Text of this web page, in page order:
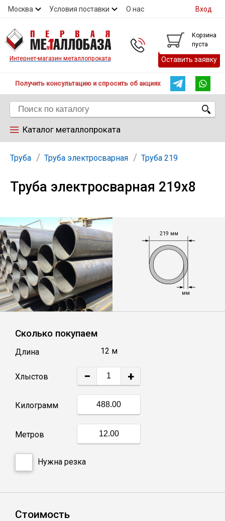
Москва Условия поставки О нас
Контакты
Вход
Интернет-магазин металлопроката
Корзина
пуста
Оставить заявку
Получить консультацию и спросить об акциях
Каталог металлопроката
Арматура
Труба
Лист
Уголок
Балка
Полоса
Квадрат стальной
Труба профильная
Швеллер
Сетка кладочная
Труба Труба электросварная Труба 219
Труба электросварная 219х8
219 мм
мм
Сколько покупаем
Длина 12 м
Хлыстов − +
Килограмм
Метров
Нужна резка
Стоимость